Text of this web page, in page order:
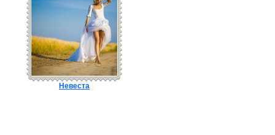
Невеста